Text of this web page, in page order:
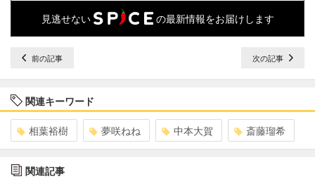
見逃せない の最新情報をお届けします
前の記事 次の記事
関連キーワード
相葉裕樹 夢咲ねね 中本大賀 斎藤瑠希
関連記事